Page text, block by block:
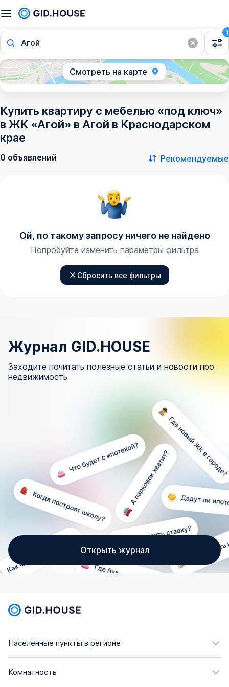
Агой
1
Смотреть на карте
Купить квартиру с мебелью «под ключ»
в ЖК «Агой» в Агой в Краснодарском
крае
0 объявлений Рекомендуемые
Ой, по такому запросу ничего не найдено
Попробуйте изменить параметры фильтра
Сбросить все фильтры
Журнал GID.HOUSE
Заходите почитать полезные статьи и новости про
недвижимость
Открыть журнал
Населённые пункты в регионе
Комнатность